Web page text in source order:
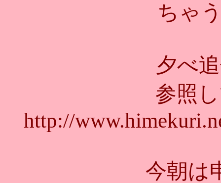
ちゃ
夕べ
参照
http://
今朝は